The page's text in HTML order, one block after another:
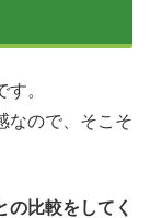
。
なので、そこそ
の比較をしてく